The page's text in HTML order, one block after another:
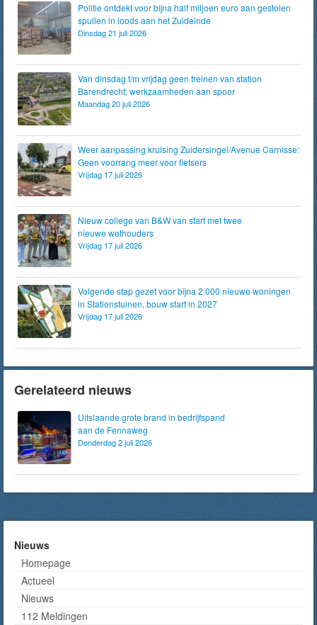
Politie ontdekt voor bijna half miljoen euro aan gestolen
spullen in loods aan het Zuideinde
Dinsdag 21 juli 2026
Van dinsdag t/m vrijdag geen treinen van station
Barendrecht; werkzaamheden aan spoor
Maandag 20 juli 2026
Weer aanpassing kruising Zuidersingel/Avenue Carnisse:
Geen voorrang meer voor fietsers
Vrijdag 17 juli 2026
Nieuw college van B&W van start met twee
nieuwe wethouders
Vrijdag 17 juli 2026
Volgende stap gezet voor bijna 2.000 nieuwe woningen
in Stationstuinen, bouw start in 2027
Vrijdag 17 juli 2026
Gerelateerd nieuws
Uitslaande grote brand in bedrijfspand
aan de Fennaweg
Donderdag 2 juli 2026
Nieuws
Homepage
Actueel
Nieuws
112 Meldingen